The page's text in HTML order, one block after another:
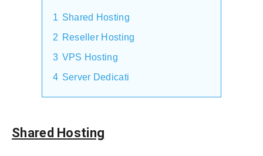
1 Shared Hosting
2 Reseller Hosting
3 VPS Hosting
4 Server Dedicati
Shared Hosting